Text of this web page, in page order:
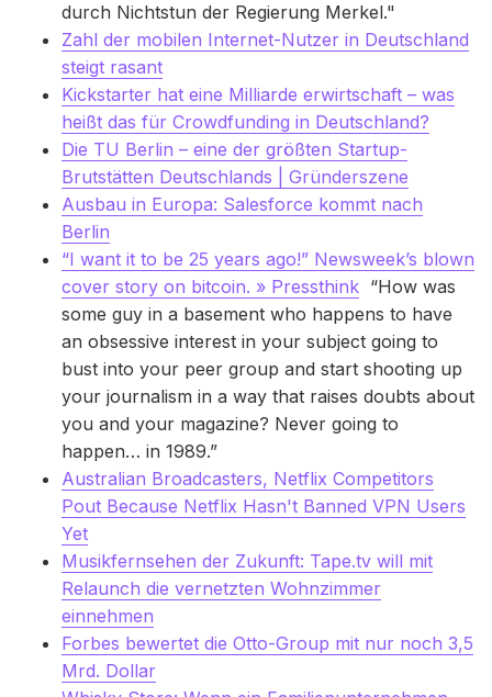
durch Nichtstun der Regierung Merkel."
Zahl der mobilen Internet-Nutzer in Deutschland
steigt rasant
Kickstarter hat eine Milliarde erwirtschaft – was
heißt das für Crowdfunding in Deutschland?
Die TU Berlin – eine der größten Startup-
Brutstätten Deutschlands | Gründerszene
Ausbau in Europa: Salesforce kommt nach
Berlin
“I want it to be 25 years ago!” Newsweek’s blown
cover story on bitcoin. » Pressthink “How was
some guy in a basement who happens to have
an obsessive interest in your subject going to
bust into your peer group and start shooting up
your journalism in a way that raises doubts about
you and your magazine? Never going to
happen… in 1989.”
Australian Broadcasters, Netflix Competitors
Pout Because Netflix Hasn't Banned VPN Users
Yet
Musikfernsehen der Zukunft: Tape.tv will mit
Relaunch die vernetzten Wohnzimmer
einnehmen
Forbes bewertet die Otto-Group mit nur noch 3,5
Mrd. Dollar